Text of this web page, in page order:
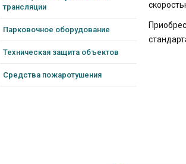
трансляции
Парковочное оборудование
Техническая защита объектов
Средства пожаротушения